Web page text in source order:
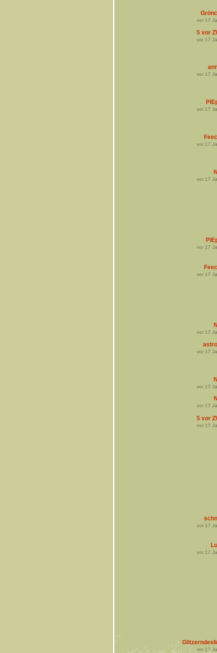
vor 17
5 vor
vor 17
vor 17
vor 17
vor 17
vor 17
vor 17
vor 17
vor 17
vor 17
vor 17
vor 17
5 vor
vor 17
vor 17
vor 17
vor 17